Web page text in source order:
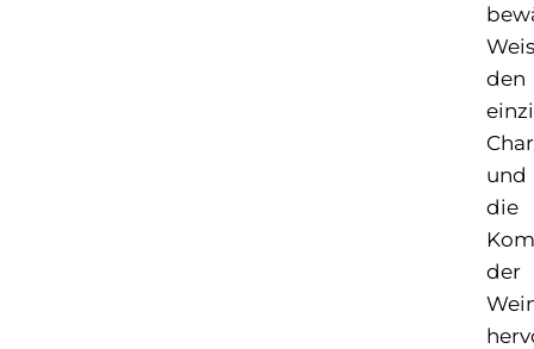
den
und
die
der